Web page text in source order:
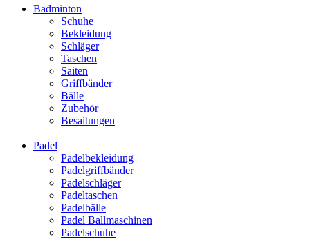
Badminton
Schuhe
Bekleidung
Schläger
Taschen
Saiten
Griffbänder
Bälle
Zubehör
Besaitungen
Padel
Padelbekleidung
Padelgriffbänder
Padelschläger
Padeltaschen
Padelbälle
Padel Ballmaschinen
Padelschuhe